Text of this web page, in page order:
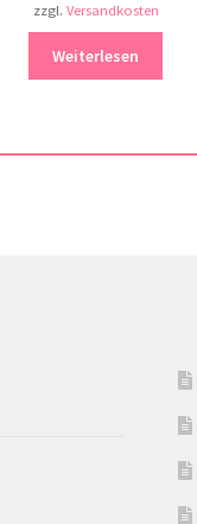
zzgl. Versandkosten
Weiterlesen